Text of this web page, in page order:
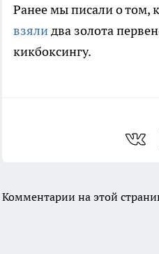
Ранее мы писали о том,
взялидва золота
кикбоксингу.
Комментарии на этой